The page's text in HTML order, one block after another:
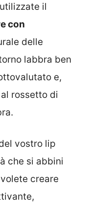
il
con
delle
labbra ben
e,
rossetto di
vostro lip
che si abbini
creare